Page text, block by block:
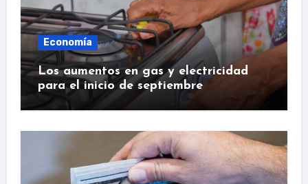
Economía
Los aumentos en gas y electricidad
para el inicio de septiembre